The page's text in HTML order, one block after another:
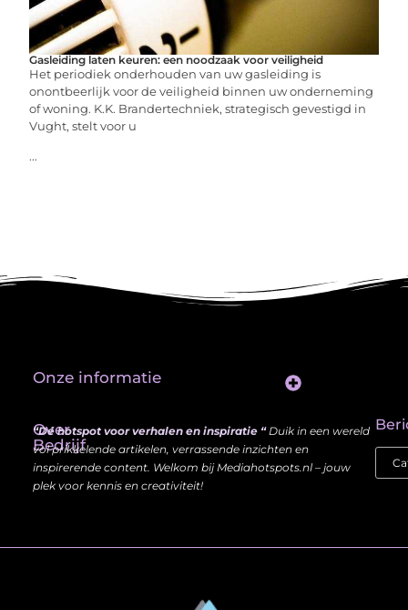
Gasleiding laten keuren: een noodzaak voor veiligheid
Het periodiek onderhouden van uw gasleiding is
onontbeerlijk voor de veiligheid binnen uw onderneming
of woning. K.K. Brandertechniek, strategisch gevestigd in
Vught, stelt voor u
...
Over
Bedrijf
“Dé hotspot voor verhalen en inspiratie “Duik in een wereld
vol prikkelende artikelen, verrassende inzichten en
inspirerende content. Welkom bij Mediahotspots.nl – jouw
plek voor kennis en creativiteit!
Onze informatie